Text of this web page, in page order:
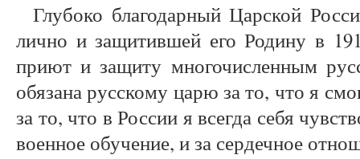
Глубоко благодарный Царской
лично и защитившей его Родину в
приют и защиту многочисленным
обязана русскому царю за то, что я
за то, что в России я всегда себя
военное обучение, и за сердечное